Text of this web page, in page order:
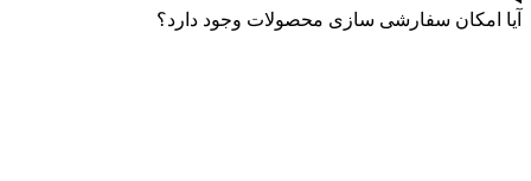
آیا امکان سفارشی سازی محصولات وجود دارد؟